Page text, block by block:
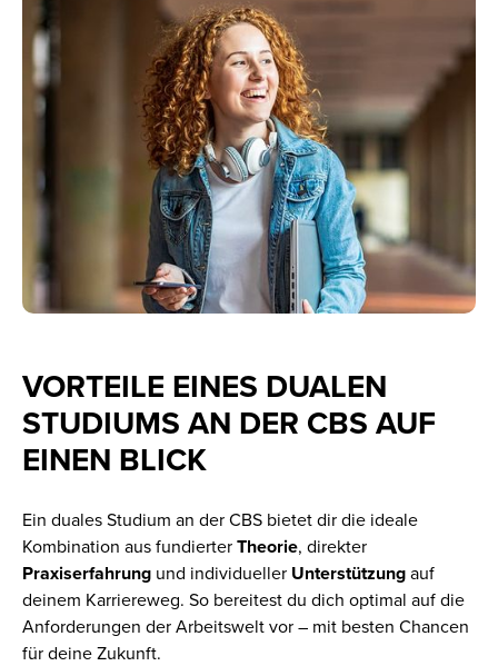
VORTEILE EINES DUALEN
STUDIUMS AN DER CBS AUF
EINEN BLICK
Ein duales Studium an der CBS bietet dir die ideale
Kombination aus fundierter Theorie, direkter
Praxiserfahrung und individueller Unterstützung auf
deinem Karriereweg. So bereitest du dich optimal auf die
Anforderungen der Arbeitswelt vor – mit besten Chancen
für deine Zukunft.